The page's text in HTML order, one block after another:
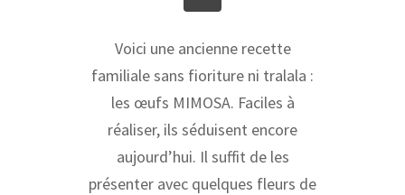
Voici une ancienne recette
familiale sans fioriture ni tralala :
les œufs MIMOSA. Faciles à
réaliser, ils séduisent encore
aujourd’hui. Il suffit de les
présenter avec quelques fleurs de